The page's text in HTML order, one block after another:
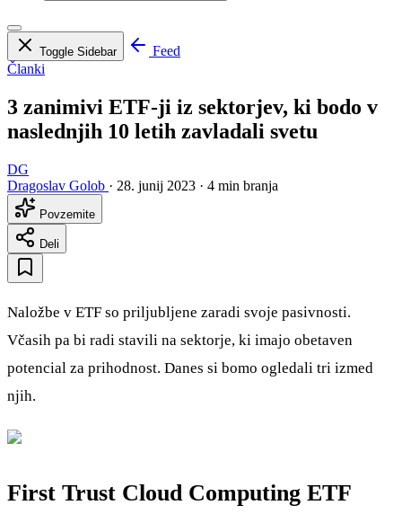
Toggle Sidebar
Feed
Članki
3 zanimivi ETF-ji iz sektorjev, ki bodo v
naslednjih 10 letih zavladali svetu
DG
Dragoslav Golob · 28. junij 2023 · 4 min branja
Povzemite
Deli
Naložbe v ETF so priljubljene zaradi svoje pasivnosti.
Včasih pa bi radi stavili na sektorje, ki imajo obetaven
potencial za prihodnost. Danes si bomo ogledali tri izmed
njih.
First Trust Cloud Computing ETF